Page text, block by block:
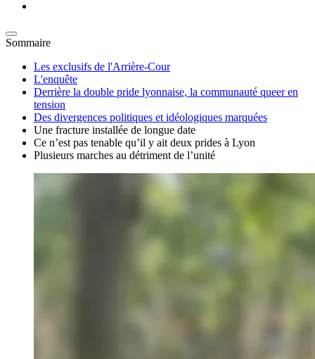
Sommaire
Les exclusifs de l'Arrière-Cour
L'enquête
Derrière la double pride lyonnaise, la communauté queer en
tension
Des divergences politiques et idéologiques marquées
Une fracture installée de longue date
Ce n’est pas tenable qu’il y ait deux prides à Lyon
Plusieurs marches au détriment de l’unité